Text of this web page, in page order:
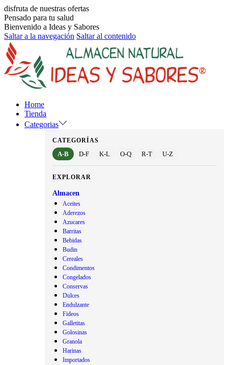
disfruta de nuestras ofertas
Pensado para tu salud
Bienvenido a Ideas y Sabores
Saltar a la navegación Saltar al contenido
Home
Tienda
Categorias
CATEGORÍAS
A-B D-F K-L O-Q R-T U-Z
EXPLORAR
Almacen
Aceites
Aderezos
Azucares
Barritas
Bebidas
Budin
Cereales
Condimentos
Congelados
Conservas
Dulces
Endulzante
Fideos
Galletitas
Golosinas
Granola
Harinas
Importados